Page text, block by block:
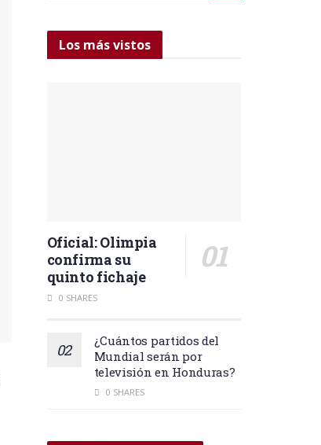
Los más vistos
Oficial: Olimpia
confirma su
quinto fichaje
0 SHARES
¿Cuántos partidos del
Mundial serán por
televisión en Honduras?
0 SHARES